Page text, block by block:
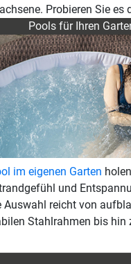
Probieren Sie es
Pools für Ihren
im eigenen Garten
und
Auswahl reicht von
Stahlrahmen bis hin